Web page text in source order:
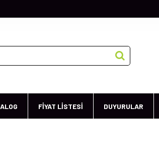
FİYAT LİSTESİ DUYURULAR